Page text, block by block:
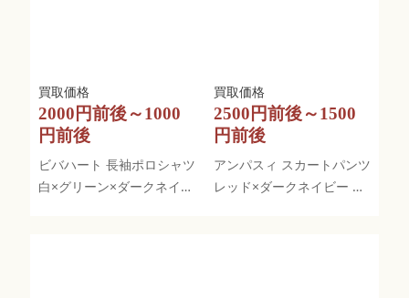
2000円前後～1000
円前後
ビバハート 長袖ポロシャツ
白×グリーン×ダークネイビ
2500円前後～1500
円前後
アンパスィ スカートパンツ
レッド×ダークネイビー 総